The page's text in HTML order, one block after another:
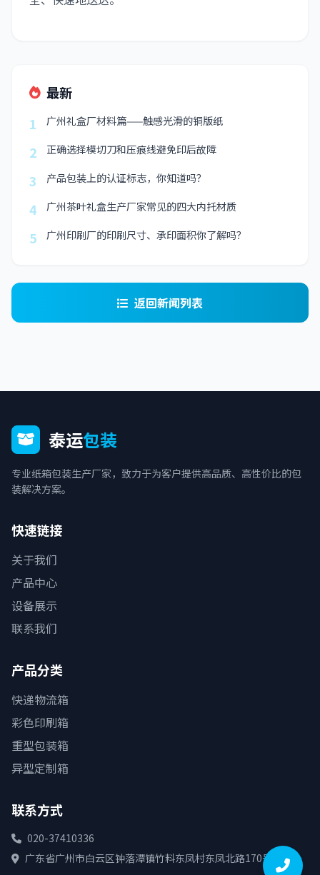
最新
1
广州礼盒厂材料篇——触感光滑的铜版纸
2 正确选择模切刀和压痕线避免印后故障
3 产品包装上的认证标志，你知道吗？
4 广州茶叶礼盒生产厂家常见的四大内托材质
5 广州印刷厂的印刷尺寸、承印面积你了解吗？
返回新闻列表
泰运包装
专业纸箱包装生产厂家，致力于为客户提供高品质、高性价比的包
装解决方案。
快速链接
关于我们
产品中心
设备展示
联系我们
产品分类
快递物流箱
彩色印刷箱
重型包装箱
异型定制箱
联系方式
020-37410336
广东省广州市白云区钟落潭镇竹料东凤村东凤北路170号